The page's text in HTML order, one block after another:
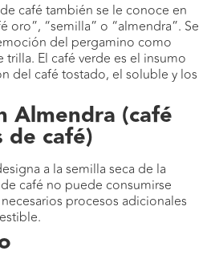
café también se le conoce en
oro”, “semilla” o “almendra”. Se
del pergamino como
El café verde es el insumo
del café tostado, el soluble y los
Almendra (café
de café)
a la semilla seca de la
café no puede consumirse
procesos adicionales